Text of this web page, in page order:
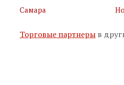
Самара
Торговые партнеры в